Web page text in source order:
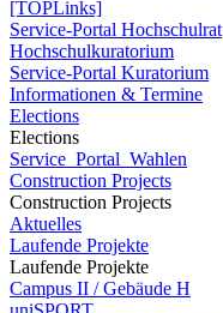
[TOPLinks]
Service-Portal Hochschulrat
Hochschulkuratorium
Service-Portal Kuratorium
Informationen & Termine
Elections
Elections
Service_Portal_Wahlen
Construction Projects
Construction Projects
Aktuelles
Laufende Projekte
Laufende Projekte
Campus II / Gebäude H